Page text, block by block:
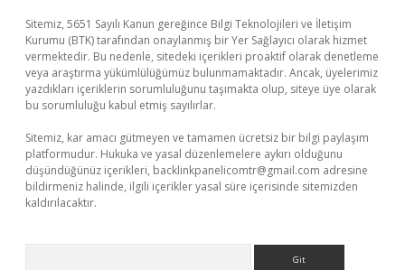
Sitemiz, 5651 Sayılı Kanun gereğince Bilgi Teknolojileri ve İletişim
Kurumu (BTK) tarafından onaylanmış bir Yer Sağlayıcı olarak hizmet
vermektedir. Bu nedenle, sitedeki içerikleri proaktif olarak denetleme
veya araştırma yükümlülüğümüz bulunmamaktadır. Ancak, üyelerimiz
yazdıkları içeriklerin sorumluluğunu taşımakta olup, siteye üye olarak
bu sorumluluğu kabul etmiş sayılırlar.
Sitemiz, kar amacı gütmeyen ve tamamen ücretsiz bir bilgi paylaşım
platformudur. Hukuka ve yasal düzenlemelere aykırı olduğunu
düşündüğünüz içerikleri, backlinkpanelicomtr@gmail.com adresine
bildirmeniz halinde, ilgili içerikler yasal süre içerisinde sitemizden
kaldırılacaktır.